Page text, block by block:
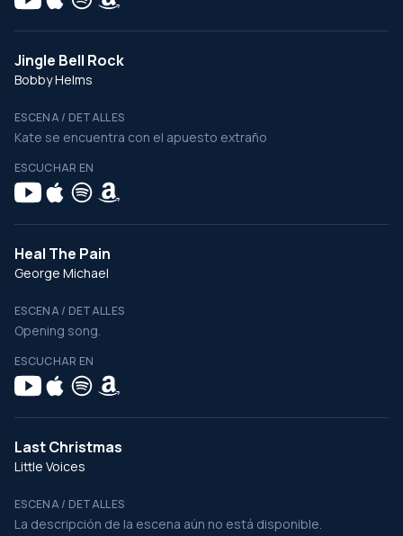
Jingle Bell Rock
Bobby Helms
ESCENA / DETALLES
Kate se encuentra con el apuesto extraño
ESCUCHAR EN
Heal The Pain
George Michael
ESCENA / DETALLES
Opening song.
ESCUCHAR EN
Last Christmas
Little Voices
ESCENA / DETALLES
La descripción de la escena aún no está disponible.